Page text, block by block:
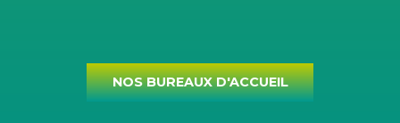
NOS BUREAUX D'ACCUEIL